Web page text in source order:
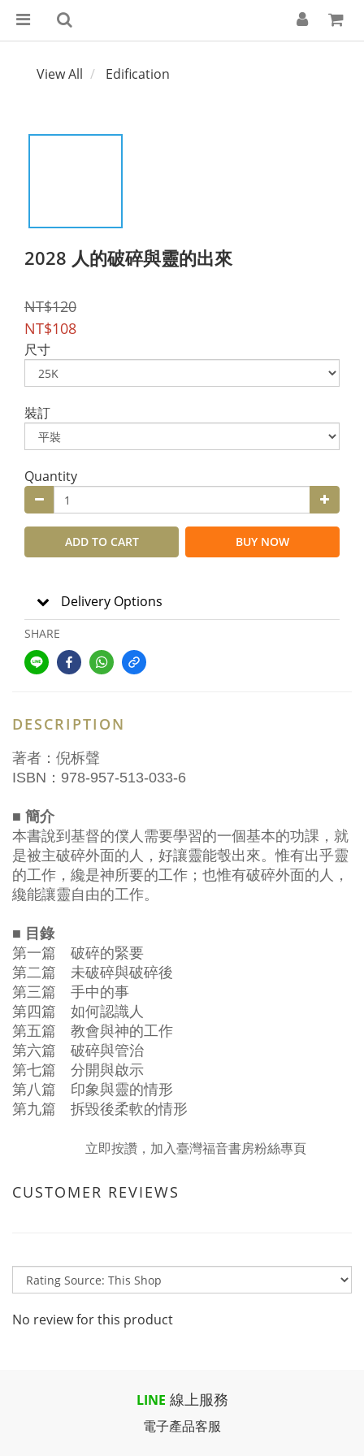
View All Edification
2028 人的破碎與靈的出來
NT$120
NT$108
尺寸
裝訂
Quantity
ADD TO CART BUY NOW
Delivery Options
SHARE
DESCRIPTION
著者：倪柝聲
ISBN：978-957-513-033-6
■ 簡介
本書說到基督的僕人需要學習的一個基本的功課，就
是被主破碎外面的人，好讓靈能彀出來。惟有出乎靈
的工作，纔是神所要的工作；也惟有破碎外面的人，
纔能讓靈自由的工作。
■ 目錄
第一篇 破碎的緊要
第二篇 未破碎與破碎後
第三篇 手中的事
第四篇 如何認識人
第五篇 教會與神的工作
第六篇 破碎與管治
第七篇 分開與啟示
第八篇 印象與靈的情形
第九篇 拆毀後柔軟的情形
立即按讚，加入臺灣福音書房粉絲專頁
CUSTOMER REVIEWS
No review for this product
LINE 線上服務
電子產品客服